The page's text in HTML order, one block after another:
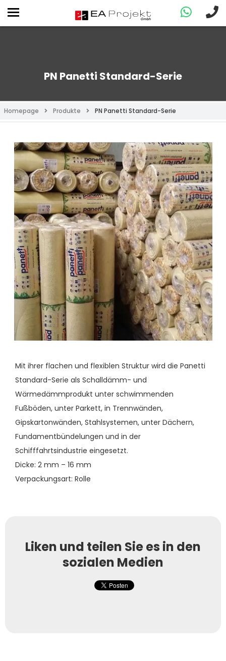
PN Panetti Standard-Serie
Homepage Produkte PN Panetti Standard-Serie
Mit ihrer flachen und flexiblen Struktur wird die Panetti
Standard-Serie als Schalldämm- und
Wärmedämmprodukt unter schwimmenden
Fußböden, unter Parkett, in Trennwänden,
Gipskartonwänden, Stahlsystemen, unter Dächern,
Fundamentbündelungen und in der
Schifffahrtsindustrie eingesetzt.
Dicke: 2 mm – 16 mm
Verpackungsart: Rolle
Liken und teilen Sie es in den
sozialen Medien